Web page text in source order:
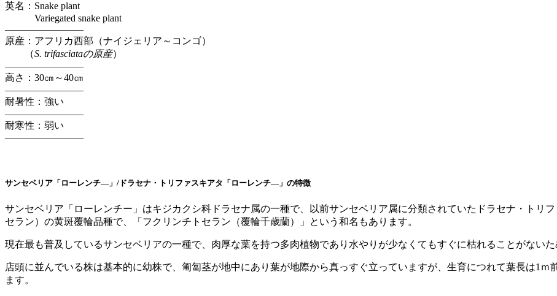
英名：Snake plant
Variegated snake plant
————————
原産：アフリカ西部（ナイジェリア～コンゴ）
（S. trifasciataの原産）
————————
高さ：30㎝～40㎝
————————
耐暑性：強い
————————
耐寒性：弱い
————————
サンセベリア「ローレンチ―」/ドラセナ・トリファスキアタ「ローレンチ―」の特徴
サンセベリア「ローレンチー」はキジカクシ科ドラセナ属の一種で、以前サンセベリア属に分類されていたドラセナ・トリ
セラン）の黄斑覆輪品種で、「フクリンチトセラン（覆輪千歳蘭）」という和名もあります。
現在最も普及しているサンセベリアの一種で、肉厚な葉を持つ多肉植物であり水やりが少なくてもすぐに枯れることがないた
店頭に並んでいる株は基本的に幼株で、匍匐茎が地中にあり葉が地際から真っすぐ立っていますが、生育につれて葉長は1
ます。